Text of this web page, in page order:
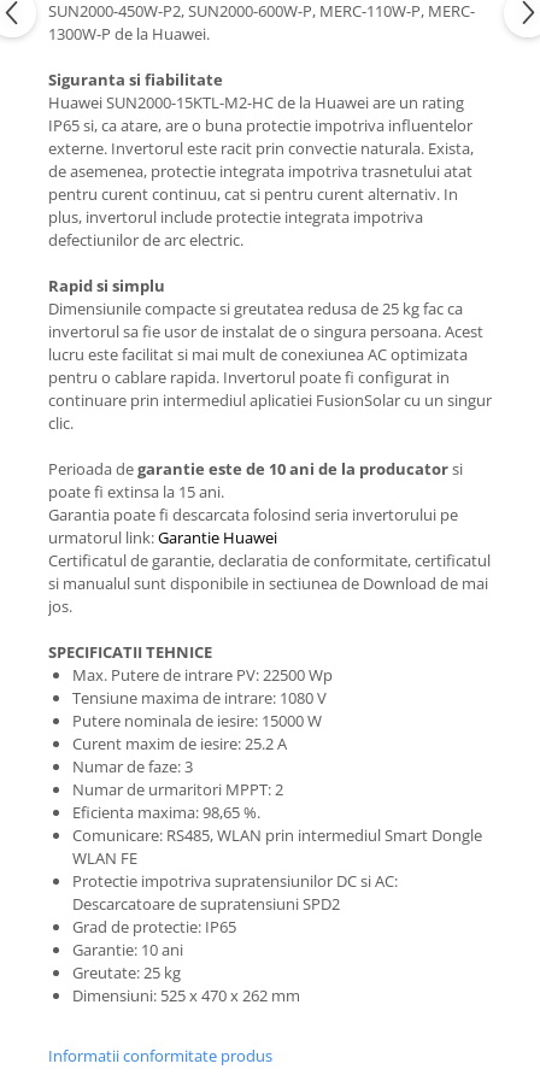
SUN2000-450W-P2, SUN2000-600W-P, MERC-110W-P, MERC-
1300W-P de la Huawei.
Siguranta si fiabilitate
Huawei SUN2000-15KTL-M2-HC de la Huawei are un rating
IP65 si, ca atare, are o buna protectie impotriva influentelor
externe. Invertorul este racit prin convectie naturala. Exista,
de asemenea, protectie integrata impotriva trasnetului atat
pentru curent continuu, cat si pentru curent alternativ. In
plus, invertorul include protectie integrata impotriva
defectiunilor de arc electric.
Rapid si simplu
Dimensiunile compacte si greutatea redusa de 25 kg fac ca
invertorul sa fie usor de instalat de o singura persoana. Acest
lucru este facilitat si mai mult de conexiunea AC optimizata
pentru o cablare rapida. Invertorul poate fi configurat in
continuare prin intermediul aplicatiei FusionSolar cu un singur
clic.
Perioada degarantie este de 10 ani de la producatorsi
poate fi extinsa la 15 ani.
Garantia poate fi descarcata folosind seria invertorului pe
urmatorul link:Garantie Huawei
Certificatul de garantie, declaratia de conformitate, certificatul
si manualul sunt disponibile in sectiunea de Download de mai
jos.
SPECIFICATII TEHNICE
Max. Putere de intrare PV: 22500 Wp
Tensiune maxima de intrare: 1080 V
Putere nominala de iesire: 15000 W
Curent maxim de iesire: 25.2 A
Numar de faze: 3
Numar de urmaritori MPPT: 2
Eficienta maxima: 98,65 %.
Comunicare: RS485, WLAN prin intermediul Smart Dongle
WLAN FE
Protectie impotriva supratensiunilor DC si AC:
Descarcatoare de supratensiuni SPD2
Grad de protectie: IP65
Garantie: 10 ani
Greutate: 25 kg
Dimensiuni: 525 x 470 x 262 mm
Informatii conformitate produs